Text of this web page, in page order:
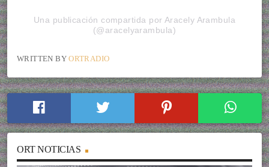
Una publicación compartida por Aracely Arambula
(@aracelyarambula)
WRITTEN BYORTRADIO
ORT NOTICIAS